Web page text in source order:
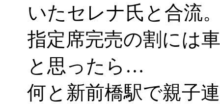
いたセレナ氏と合流
指定席完売の割には
と思ったら…
何と新前橋駅で親子